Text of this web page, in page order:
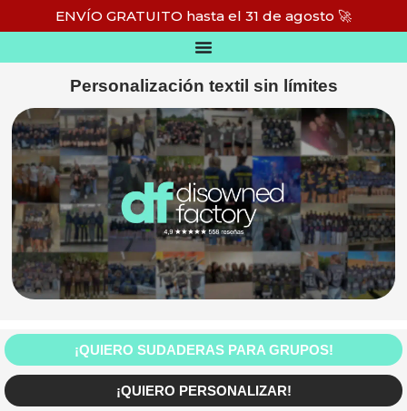
al
contenido
ENVÍO GRATUITO hasta el 31 de agosto 🚀
Personalización textil sin límites
¡QUIERO SUDADERAS PARA GRUPOS!
¡QUIERO PERSONALIZAR!